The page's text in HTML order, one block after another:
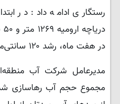
رستگاری ادامه داد: در
در هفت ماه، رشد ۱۲۰ سانتی‌متری داشته است.
مدیرعامل شرکت آب
مجموع حجم آب رهاسازی